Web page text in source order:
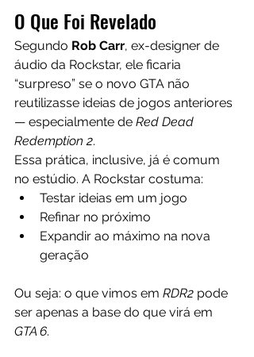
O Que Foi Revelado
Segundo Rob Carr, ex-designer de
áudio da Rockstar, ele ficaria
“surpreso” se o novo GTA não
reutilizasse ideias de jogos anteriores
— especialmente de Red Dead
Redemption 2.
Essa prática, inclusive, já é comum
no estúdio. A Rockstar costuma:
Testar ideias em um jogo
Refinar no próximo
Expandir ao máximo na nova
geração
Ou seja: o que vimos em RDR2 pode
ser apenas a base do que virá em
GTA 6.